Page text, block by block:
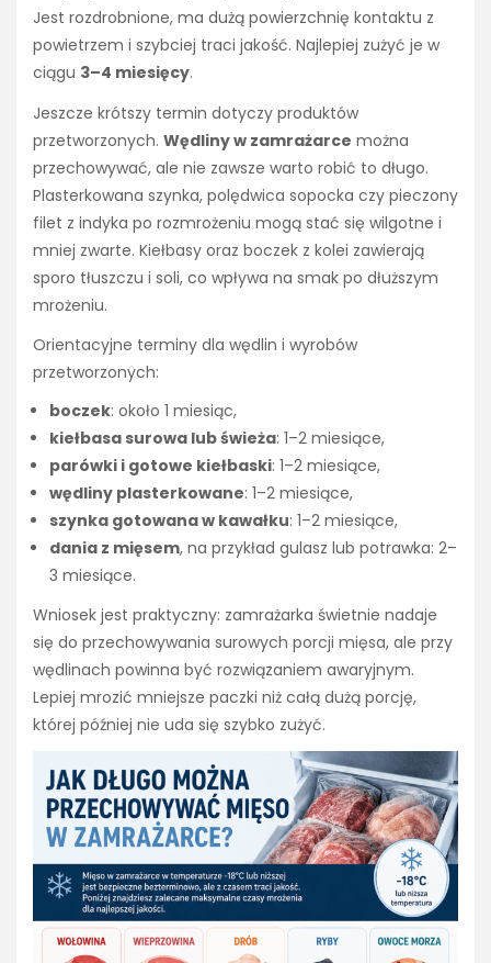
Jest rozdrobnione, ma dużą powierzchnię kontaktu z
powietrzem i szybciej traci jakość. Najlepiej zużyć je w
ciągu 3–4 miesięcy.
Jeszcze krótszy termin dotyczy produktów
przetworzonych. Wędliny w zamrażarce można
przechowywać, ale nie zawsze warto robić to długo.
Plasterkowana szynka, polędwica sopocka czy pieczony
filet z indyka po rozmrożeniu mogą stać się wilgotne i
mniej zwarte. Kiełbasy oraz boczek z kolei zawierają
sporo tłuszczu i soli, co wpływa na smak po dłuższym
mrożeniu.
Orientacyjne terminy dla wędlin i wyrobów
przetworzonych:
boczek: około 1 miesiąc,
kiełbasa surowa lub świeża: 1–2 miesiące,
parówki i gotowe kiełbaski: 1–2 miesiące,
wędliny plasterkowane: 1–2 miesiące,
szynka gotowana w kawałku: 1–2 miesiące,
dania z mięsem, na przykład gulasz lub potrawka: 2–
3 miesiące.
Wniosek jest praktyczny: zamrażarka świetnie nadaje
się do przechowywania surowych porcji mięsa, ale przy
wędlinach powinna być rozwiązaniem awaryjnym.
Lepiej mrozić mniejsze paczki niż całą dużą porcję,
której później nie uda się szybko zużyć.